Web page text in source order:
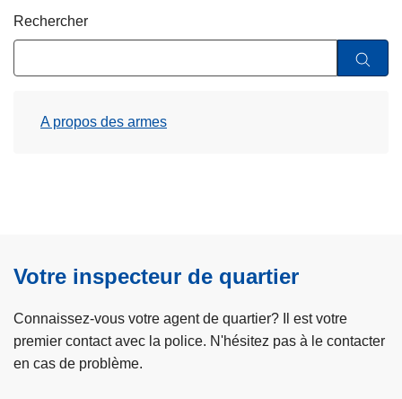
Rechercher
A propos des armes
Votre inspecteur de quartier
Connaissez-vous votre agent de quartier? Il est votre
premier contact avec la police. N'hésitez pas à le contacter
en cas de problème.